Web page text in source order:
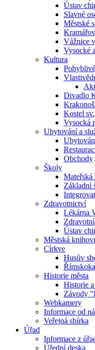
Ústav
Slavné
Městské
Vážnice
Vysocké
Kultura
Divadlo
Kostel
Vysocká
Ubytování a
Obchody
Školy
Mateřská
Základní
Zdravotnictví
Lékárna
Ústav
Městská
Církve
Husův
Historie města
Historie
Závody
Webkamery
Informace od
Veřejná sbírka
Úřad
Informace z
Úřední deska